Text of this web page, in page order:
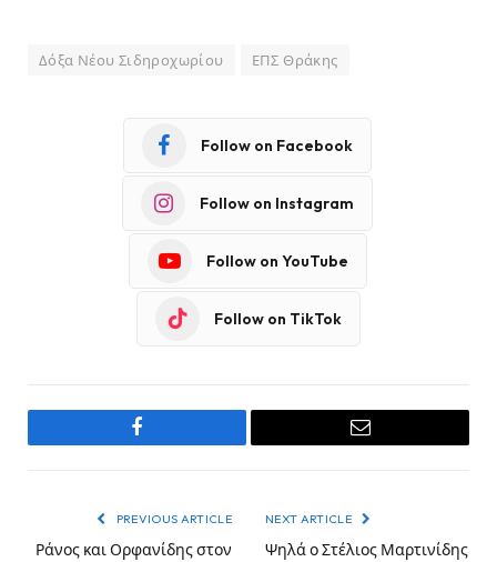
Δόξα Νέου Σιδηροχωρίου ΕΠΣ Θράκης
Follow on Facebook
Follow on Instagram
Follow on YouTube
Follow on TikTok
Facebook Email
PREVIOUS ARTICLE
Ράνος και Ορφανίδης στον
NEXT ARTICLE
Ψηλά ο Στέλιος Μαρτινίδης